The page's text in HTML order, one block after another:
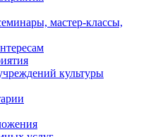
мастер-классы,
культуры